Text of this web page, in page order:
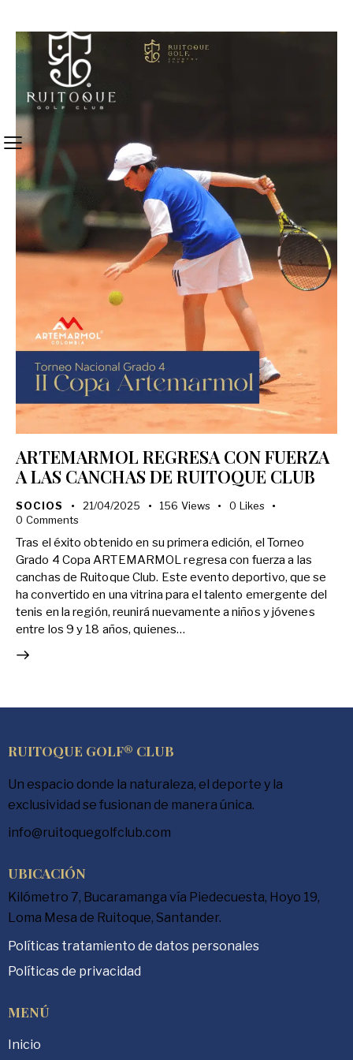
ARTEMARMOL REGRESA CON FUERZA
A LAS CANCHAS DE RUITOQUE CLUB
SOCIOS 21/04/2025 156 Views 0 Likes
0 Comments
Tras el éxito obtenido en su primera edición, el Torneo
Grado 4 Copa ARTEMARMOL regresa con fuerza a las
canchas de Ruitoque Club. Este evento deportivo, que se
ha convertido en una vitrina para el talento emergente del
tenis en la región, reunirá nuevamente a niños y jóvenes
entre los 9 y 18 años, quienes…
RUITOQUE GOLF® CLUB
Un espacio donde la naturaleza, el deporte y la
exclusividad se fusionan de manera única.
info@ruitoquegolfclub.com
UBICACIÓN
Kilómetro 7, Bucaramanga vía Piedecuesta, Hoyo 19,
Loma Mesa de Ruitoque, Santander.
Políticas tratamiento de datos personales
Políticas de privacidad
MENÚ
Inicio